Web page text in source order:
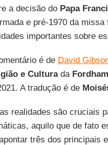
a decisão do Papa
e pré-1970 da
importantes sobre
é de David
e Culturada
A tradução é de
realidades são cruciais
aquilo que de fato
três dos principais